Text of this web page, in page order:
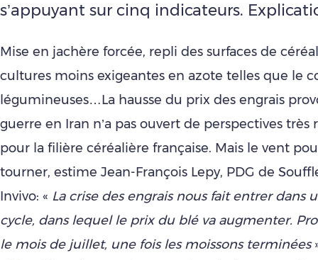
s’appuyant sur cinq indicateurs.
Mise en jachère forcée, repli des surfaces de
cultures moins exigeantes en azote telles que le
légumineuses…La hausse du prix des engrais
guerre en Iran n’a pas ouvert de perspectives très
pour la filière céréalière française. Mais le vent
tourner, estime Jean-François Lepy, PDG de
Invivo: « La crise des engrais nous fait entrer dans
cycle, dans lequel le prix du blé va augmenter.
le mois de juillet, une fois les moissons terminées